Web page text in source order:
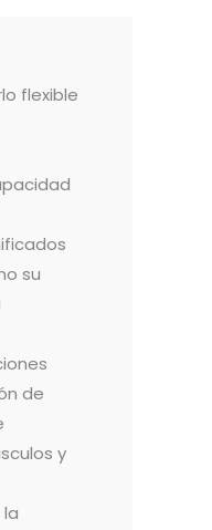
flexible
su
de
y